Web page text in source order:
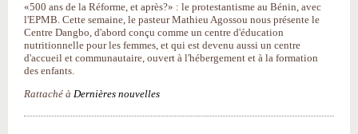
«500 ans de la Réforme, et après?» : le protestantisme au Bénin, avec
l'EPMB. Cette semaine, le pasteur Mathieu Agossou nous présente le
Centre Dangbo, d'abord conçu comme un centre d'éducation
nutritionnelle pour les femmes, et qui est devenu aussi un centre
d'accueil et communautaire, ouvert à l'hébergement et à la formation
des enfants.
Rattaché à Dernières nouvelles